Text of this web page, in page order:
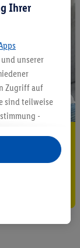
Ihrer
unserer
Zugriff auf
sind teilweise
-
TCF
werden